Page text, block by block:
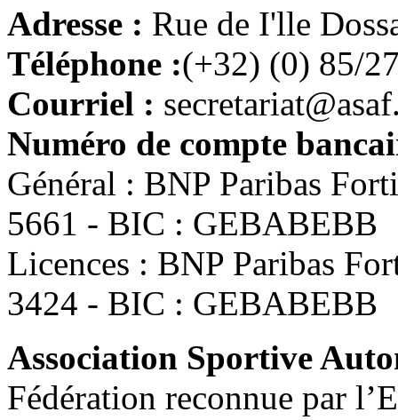
Adresse : Rue de I'lle
Téléphone :(+32) (0) 85/
Courriel :
Numéro de compte
Général : BNP Paribas
5661 - BIC : GEBABEBB
Licences : BNP Paribas
3424 - BIC : GEBABEBB
Association Sportive
Fédération reconnue par